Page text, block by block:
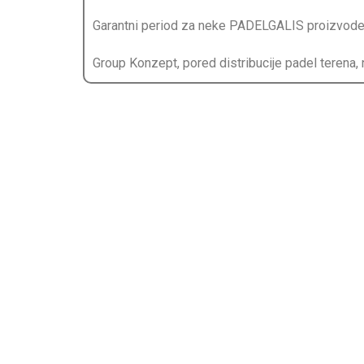
Garantni period za neke PADELGALIS
Group Konzept, pored distribucije padel